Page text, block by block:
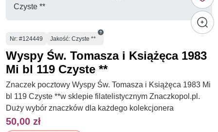
Numer
Nr: #124449 Jakość: Czyste **
Wyspy Św. Tomasza i Książęca 1983
Mi bl 119 Czyste **
Znaczek pocztowy Wyspy Św. Tomasza i Książęca 1983 Mi
bl 119 Czyste **w sklepie filatelistycznym Znaczkopol.pl.
Duży wybór znaczków dla każdego kolekcjonera
50,00 zł